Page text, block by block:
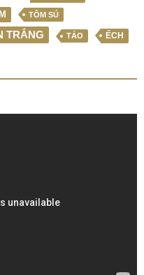
TÔM SÚ
TRẮNG TẢO ẾCH